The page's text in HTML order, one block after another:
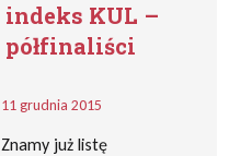
indeks KUL –
półfinaliści
11 grudnia 2015
Znamy już listę